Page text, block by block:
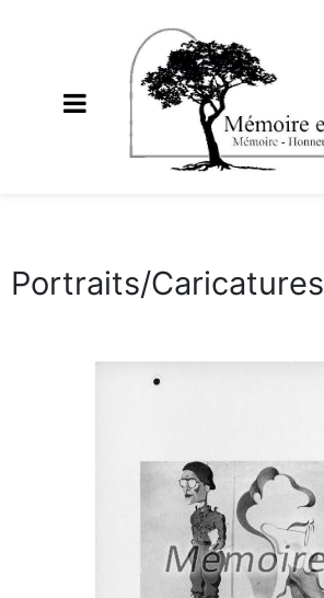
Portraits/Caricatures